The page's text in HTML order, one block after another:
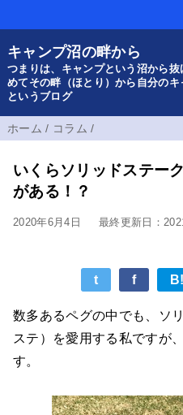
キャンプ沼の畔から
つまりは、キャンプという沼から
めてその畔（ほとり）から自分の
というブログ
ホーム / コラム /
いくらソリッドステー
がある！？
2020年6月4日
最終更新日：
t f B!
数多あるペグの中でも、ソ
ステ）を愛用する私ですが
す。